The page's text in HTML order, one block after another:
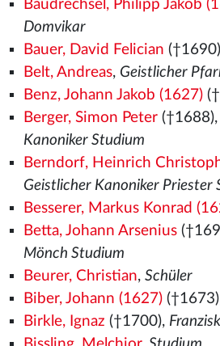
Baudrechsel, Philipp Jakob
Domvikar
Bauer, David Felician
Belt, Andreas, Geistlicher
Benz, Johann Jakob (1627)
Berger, Simon Peter
Kanoniker Studium
Berndorf, Heinrich
Geistlicher Kanoniker Priester
Besserer, Markus Konrad
Betta, Johann Arsenius
Mönch Studium
Beurer, Christian, Schüler
Biber, Johann (1627)
Birkle, Ignaz (†1700),